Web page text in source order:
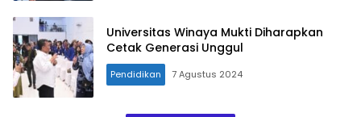
Universitas Winaya Mukti Diharapkan
Cetak Generasi Unggul
Pendidikan 7 Agustus 2024